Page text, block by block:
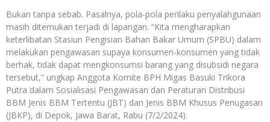
Bukan tanpa sebab. Pasalnya, pola-pola perilaku penyalahgunaan
masih ditemukan terjadi di lapangan. “Kita mengharapkan
keterlibatan Stasiun Pengisian Bahan Bakar Umum (SPBU) dalam
melakukan pengawasan supaya konsumen-konsumen yang tidak
berhak, tidak dapat mengkonsumsi barang yang disubsidi negara
tersebut,” ungkap Anggota Komite BPH Migas Basuki Trikora
Putra dalam Sosialisasi Pengawasan dan Peraturan Distribusi
BBM Jenis BBM Tertentu (JBT) dan Jenis BBM Khusus Penugasan
(JBKP), di Depok, Jawa Barat, Rabu (7/2/2024).